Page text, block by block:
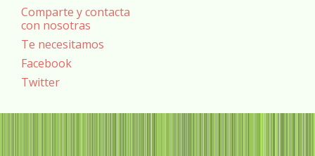
Comparte y contacta
con nosotras
Te necesitamos
Facebook
Twitter